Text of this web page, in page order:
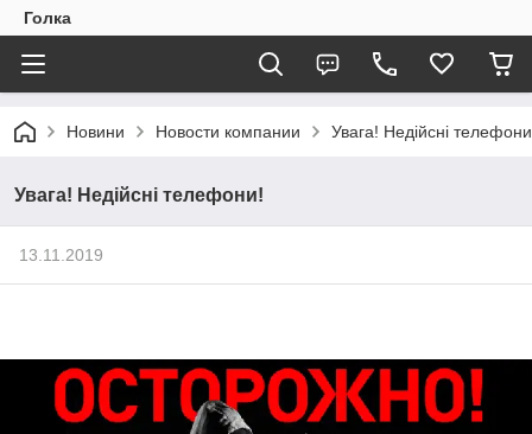
Голка
Новини Новости компании Увага! Недійсні
Увага! Недійсні телефони!
13.11.2019